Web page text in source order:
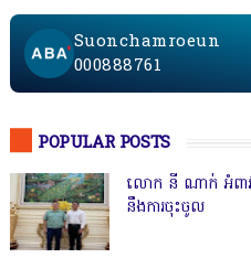
Suonchamroeun
000888761
POPULAR POSTS
លោក នី ណាក់ អំពាវន
នឹងការចុះចូល